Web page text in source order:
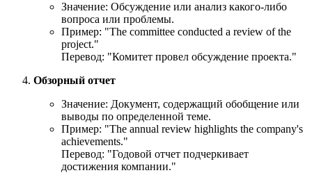
Значение: Обсуждение или анализ какого-либо
вопроса или проблемы.
Пример: "The committee conducted a review of the
project."
Перевод: "Комитет провел обсуждение проекта."
Обзорный отчет
Значение: Документ, содержащий обобщение или
выводы по определенной теме.
Пример: "The annual review highlights the company's
achievements."
Перевод: "Годовой отчет подчеркивает
достижения компании."